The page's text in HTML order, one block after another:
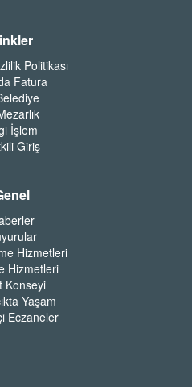
Politikası
Fatura
İşlem
Giriş
Hizmetleri
Hizmetleri
Konseyi
Yaşam
Eczaneler